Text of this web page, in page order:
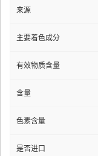
来源
主要着色成分
有效物质含量
含量
色素含量
是否进口